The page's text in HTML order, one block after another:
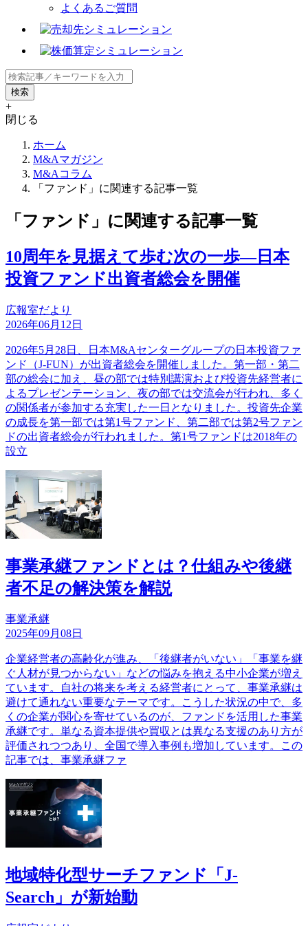
よくあるご質問
+
閉じる
ホーム
M&Aマガジン
M&Aコラム
「ファンド」に関連する記事一覧
「ファンド」に関連する記事一覧
10周年を見据えて歩む次の一歩―日本
投資ファンド出資者総会を開催
広報室だより
2026年06月12日
2026年5月28日、日本M&Aセンターグループの日本投資ファ
ンド（J-FUN）が出資者総会を開催しました。第一部・第二
部の総会に加え、昼の部では特別講演および投資先経営者に
よるプレゼンテーション、夜の部では交流会が行われ、多く
の関係者が参加する充実した一日となりました。投資先企業
の成長を第一部では第1号ファンド、第二部では第2号ファン
ドの出資者総会が行われました。第1号ファンドは2018年の
設立
事業承継ファンドとは？仕組みや後継
者不足の解決策を解説
事業承継
2025年09月08日
企業経営者の高齢化が進み、「後継者がいない」「事業を継
ぐ人材が見つからない」などの悩みを抱える中小企業が増え
ています。自社の将来を考える経営者にとって、事業承継は
避けて通れない重要なテーマです。こうした状況の中で、多
くの企業が関心を寄せているのが、ファンドを活用した事業
承継です。単なる資本提供や買収とは異なる支援のあり方が
評価されつつあり、全国で導入事例も増加しています。この
記事では、事業承継ファ
地域特化型サーチファンド「J-
Search」が新始動